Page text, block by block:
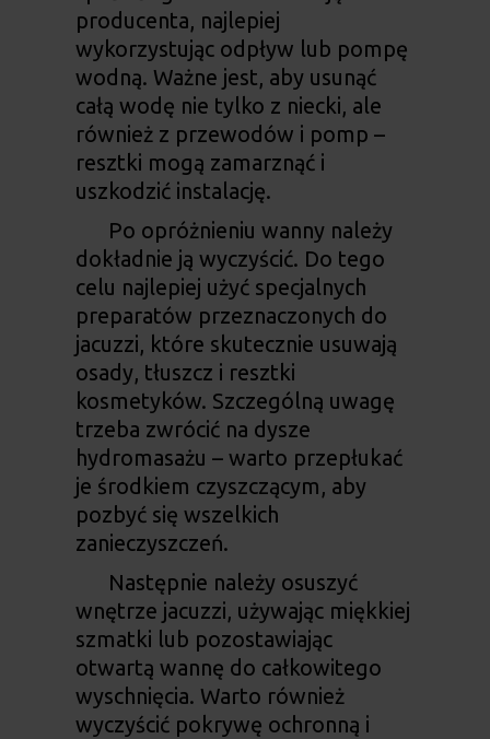
producenta, najlepiej
wykorzystując odpływ lub pompę
wodną. Ważne jest, aby usunąć
całą wodę nie tylko z niecki, ale
również z przewodów i pomp –
resztki mogą zamarznąć i
uszkodzić instalację.
Po opróżnieniu wanny należy
dokładnie ją wyczyścić. Do tego
celu najlepiej użyć specjalnych
preparatów przeznaczonych do
jacuzzi, które skutecznie usuwają
osady, tłuszcz i resztki
kosmetyków. Szczególną uwagę
trzeba zwrócić na dysze
hydromasażu – warto przepłukać
je środkiem czyszczącym, aby
pozbyć się wszelkich
zanieczyszczeń.
Następnie należy osuszyć
wnętrze jacuzzi, używając miękkiej
szmatki lub pozostawiając
otwartą wannę do całkowitego
wyschnięcia. Warto również
wyczyścić pokrywę ochronną i